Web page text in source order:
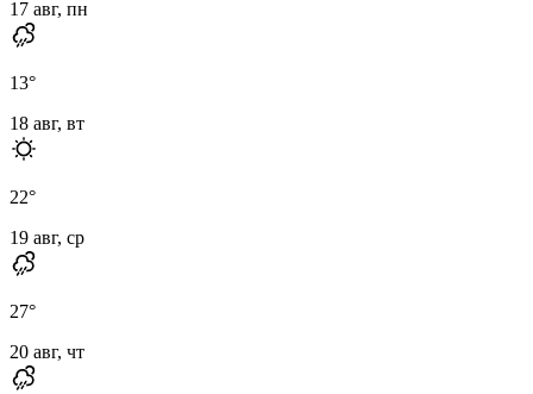
17 авг, пн
13°
18 авг, вт
22°
19 авг, ср
27°
20 авг, чт